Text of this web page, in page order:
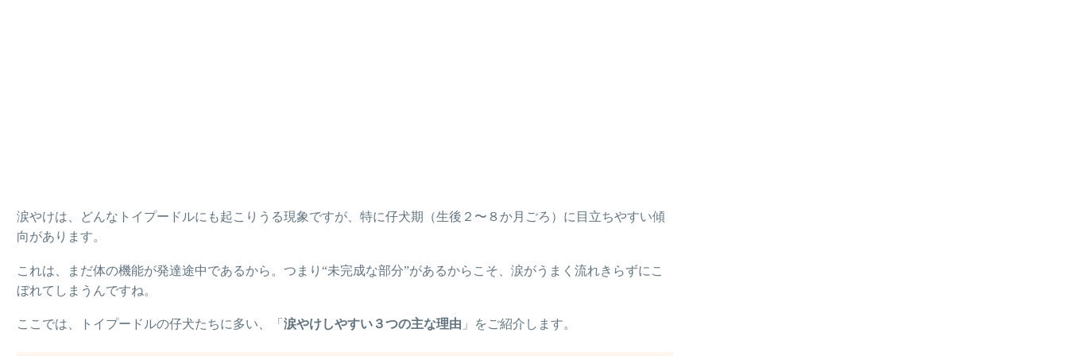
涙やけは、どんなトイプードルにも起こりうる現象ですが、特に仔犬期（生後２〜８か月ごろ）に目立ちやすい傾
向があります。
これは、まだ体の機能が発達途中であるから。つまり“未完成な部分”があるからこそ、涙がうまく流れきらずにこ
ぼれてしまうんですね。
ここでは、トイプードルの仔犬たちに多い、「 涙やけしやすい３つの主な理由 」をご紹介します。